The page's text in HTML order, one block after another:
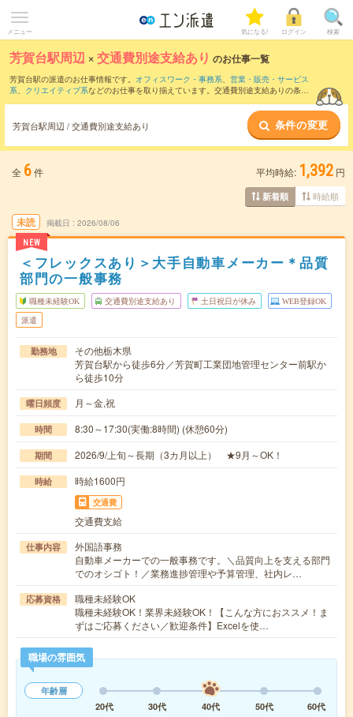
メニュー 気になる! ログイン 検索
芳賀台駅周辺 ×交通費別途支給あり のお仕事一覧
芳賀台駅の派遣のお仕事情報です。 オフィスワーク・事務系、 営業・販売・サービス
系、 クリエイティブ系などのお仕事を取り揃えています。交通費別途支給ありの条件
芳賀台駅周辺 / 交通費別途支給あり 条件の変更
全 6件 平均時給: 1,392 円
新着順 時給順
未読
NEW
掲載日 2026/08/06
＜フレックスあり＞大手自動車メーカー＊品質
部門の一般事務
職種未経験OK 交通費別途支給あり 土日祝日が休み WEB登録OK
派遣
勤務地
その他栃木県
芳賀台駅から徒歩6分／芳賀町工業団地管理センター前駅か
ら徒歩10分
曜日頻度 月～金,祝
時間 8:30～17:30(実働:8時間) (休憩60分)
期間 2026/9/上旬～長期（3カ月以上） ★9月～OK！
時給 時給1600円
交通費
交通費支給
仕事内容
外国語事務
自動車メーカーでの一般事務です。＼品質向上を支える部門
でのオシゴト！／業務進捗管理や予算管理、社内レ…
応募資格
職種未経験OK
職種未経験OK！業界未経験OK！【こんな方におススメ！ま
ずはご応募ください／歓迎条件】Excelを使…
職場の雰囲気
年齢層
20代
30代 40代 50代 60代